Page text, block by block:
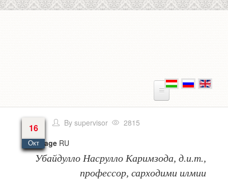
16
Окт
Bysupervisor
2815
Language RU
Убайдулло Насрулло Каримзода, д.и.т.,
профессор, сарходими илмии